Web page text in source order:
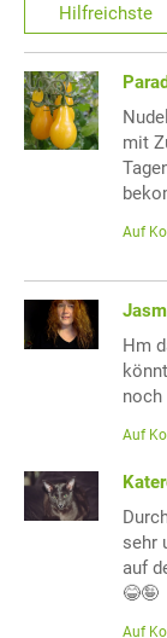
Hilfreichste
mit
Auf
Hm
noch
Auf
sehr
auf
😂🤪
Auf